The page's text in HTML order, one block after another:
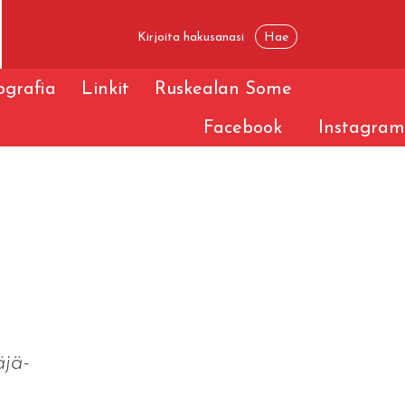
Linkit Ruskealan Some
Facebook Instagram